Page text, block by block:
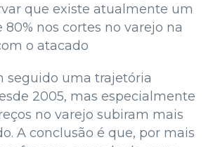
que existe atualmente um
80% nos cortes no varejo na
o atacado
seguido uma trajetória
2005, mas especialmente
no varejo subiram mais
A conclusão é que, por mais